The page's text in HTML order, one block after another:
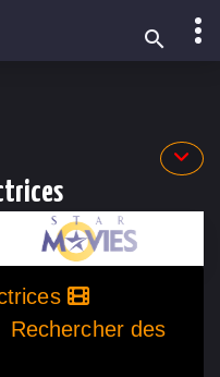
Rechercher des